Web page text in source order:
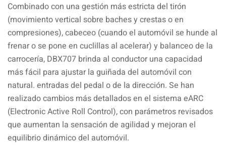
Combinado con una gestión más estricta del tirón
(movimiento vertical sobre baches y crestas o en
compresiones), cabeceo (cuando el automóvil se hunde al
frenar o se pone en cuclillas al acelerar) y balanceo de la
carrocería, DBX707 brinda al conductor una capacidad
más fácil para ajustar la guiñada del automóvil con
natural. entradas del pedal o de la dirección. Se han
realizado cambios más detallados en el sistema eARC
(Electronic Active Roll Control), con parámetros revisados ​​
que aumentan la sensación de agilidad y mejoran el
equilibrio dinámico del automóvil.